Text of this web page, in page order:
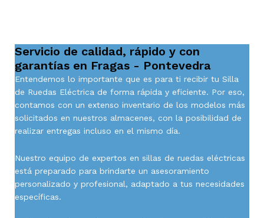
Servicio de calidad, rápido y con
garantías en Fragas - Pontevedra
Entendemos lo importante que es para ti recibir tu Silla
de Ruedas Eléctrica de forma rápida y eficiente. Por eso,
contamos con un extenso inventario de los modelos más
solicitados en nuestros almacenes, con la posibilidad de
realizar entregas incluso en el mismo día.
Nuestro equipo de expertos en sillas de ruedas eléctricas
está preparado para brindarte un asesoramiento
personalizado y profesional, adaptado a tus necesidades
específicas.